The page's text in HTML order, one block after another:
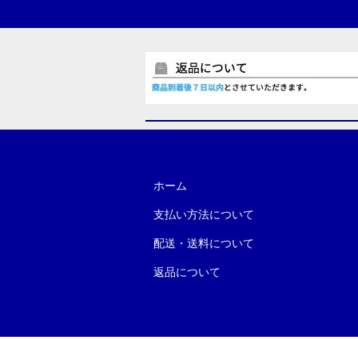
ホーム
支払い方法について
配送・送料について
返品について